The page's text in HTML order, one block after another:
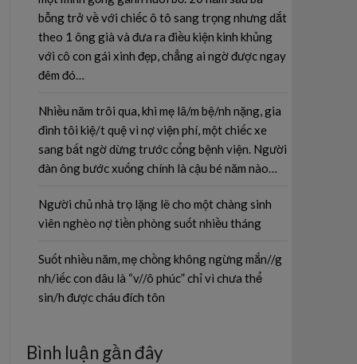
bỗng trở về với chiếc ô tô sang trọng nhưng dắt
theo 1 ông già và đưa ra điều kiện kinh khủng
với cô con gái xinh đẹp, chẳng ai ngờ được ngay
đêm đó…
Nhiều năm trôi qua, khi mẹ lâ/m bệ/nh nặng, gia
đình tôi kiệ/t quệ vì nợ viện phí, một chiếc xe
sang bất ngờ dừng trước cổng bệnh viện. Người
đàn ông bước xuống chính là cậu bé năm nào…
Người chủ nhà trọ lặng lẽ cho một chàng sinh
viên nghèo nợ tiền phòng suốt nhiều tháng
Suốt nhiều năm, mẹ chồng không ngừng mắn//g
nh/iếc con dâu là “v//ô phúc” chỉ vì chưa thể
sin/h được cháu đích tôn
Bình luận gần đây